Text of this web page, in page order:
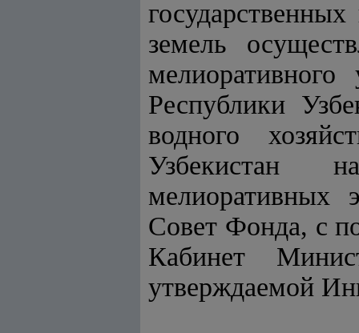
земель
Республики
водного
Узбекистан
мелиоративных
Совет Фонда, с
Кабинет
утверждаемой